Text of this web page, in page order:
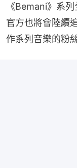
《Bemani》系
官方也將會陸續
作系列音樂的粉